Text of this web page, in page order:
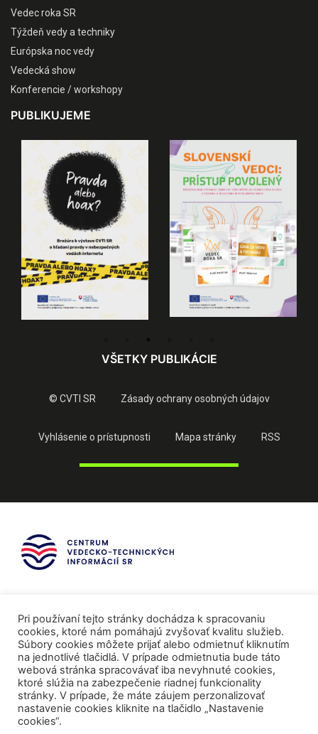
Vedec roka SR
Týždeň vedy a techniky
Európska noc vedy
Vedecká show
Konferencie / workshopy
PUBLIKUJEME
VŠETKY PUBLIKÁCIE
© CVTI SR Zásady ochrany osobných údajov
Vyhlásenie o prístupnosti Mapa stránky RSS
Mediálni partneri
Pri používaní tejto stránky dochádza k spracovaniu
cookies, ktoré nám pomáhajú zvyšovať kvalitu služieb.
Súbory cookies môžete prijať alebo odmietnuť kliknutím
na jednotlivé tlačidlá. V prípade odmietnutia bude táto
webová stránka spracovávať iba nevyhnuté cookies,
ktoré slúžia na zabezpečenie riadnej funkcionality
stránky. V prípade, že máte záujem perzonalizovať
nastavenie cookies kliknite na tlačidlo „Nastavenie
cookies“.